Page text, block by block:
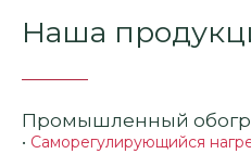
Наша
Промышленный
• Саморегулирующийся